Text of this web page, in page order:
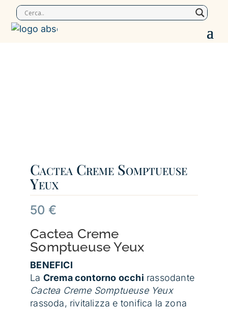
Cactea Creme Somptueuse
Yeux
50€
Cactea Creme
Somptueuse Yeux
BENEFICI
La Crema contorno occhi rassodante
Cactea Creme Somptueuse Yeux
rassoda, rivitalizza e tonifica la zona